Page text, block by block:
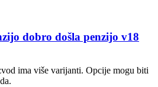
dobro došla penzijo v18
ima više varijanti. Opcije mogu biti